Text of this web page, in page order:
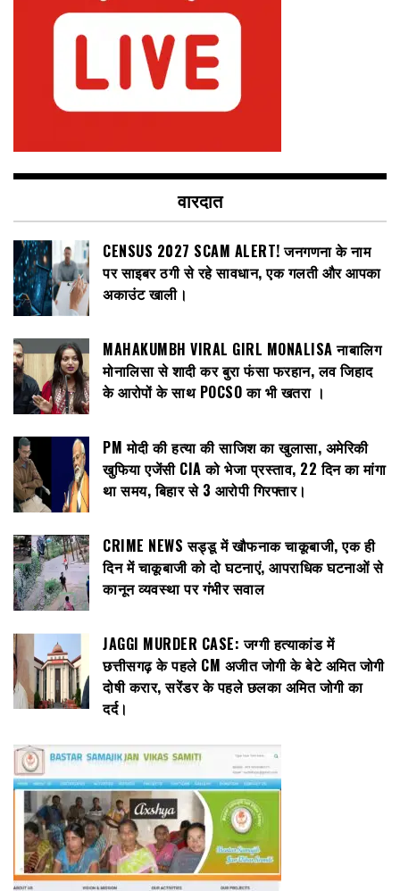
वारदात
CENSUS 2027 SCAM ALERT! जनगणना के नाम
पर साइबर ठगी से रहे सावधान, एक गलती और आपका
अकाउंट खाली।
MAHAKUMBH VIRAL GIRL MONALISA नाबालिग
मोनालिसा से शादी कर बुरा फंसा फरहान, लव जिहाद
के आरोपों के साथ POCSO का भी खतरा ।
PM मोदी की हत्या की साजिश का खुलासा, अमेरिकी
खुफिया एजेंसी CIA को भेजा प्रस्ताव, 22 दिन का मांगा
था समय, बिहार से 3 आरोपी गिरफ्तार।
CRIME NEWS सड्डू में खौफनाक चाकूबाजी, एक ही
दिन में चाकूबाजी को दो घटनाएं, आपराधिक घटनाओं से
कानून व्यवस्था पर गंभीर सवाल
JAGGI MURDER CASE: जग्गी हत्याकांड में
छत्तीसगढ़ के पहले CM अजीत जोगी के बेटे अमित जोगी
दोषी करार, सरेंडर के पहले छलका अमित जोगी का
दर्द।